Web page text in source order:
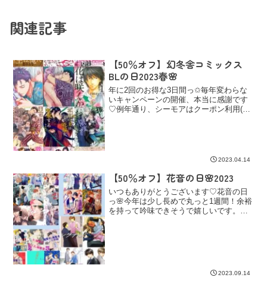
関連記事
【50％オフ】幻冬舎コミックス
BLの日2023春🌸
年に2回のお得な3日間っ✩毎年変わらな
いキャンペーンの開催、本当に感謝です
♡例年通り、シーモアはクーポン利用(冊
2023.04.14
【50％オフ】花音の日🌸2023
いつもありがとうございます♡花音の日
っ🌸今年は少し長めで丸っと1週間！余裕
を持って吟味できそうで嬉しいです。📚
2023.09.14